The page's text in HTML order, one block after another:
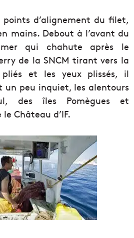
points d’alignement du filet,
mains. Debout à l’avant du
qui chahute après le
de la SNCM tirant vers la
pliés et les yeux plissés, il
un peu inquiet, les alentours
des îles Pomègues et
Château d’IF.